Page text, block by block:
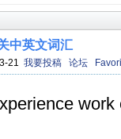
中英文词汇
21 我要投稿 论坛